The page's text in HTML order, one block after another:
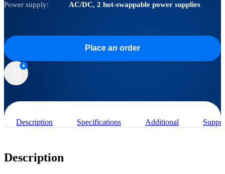
Power supply: AC/DC, 2 hot-swappable power supplies
Place an order
Description Specifications Additional
Description